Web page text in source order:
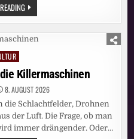
PRIME-
TIME-
SIEG
FÜR
SAT.1!
–
HERTHA
ERZIELT
STARKE
13,4
PROZENT
MARKTANTEIL
Killermaschinen
8. AUGUST 2026
Schlachtfelder, Drohnen
der Luft. Die Frage, ob man
immer drängender. Oder…